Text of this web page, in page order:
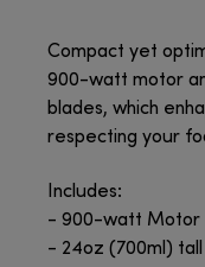
Compact yet
900-watt motor
blades, which
respecting your
Includes:
- 900-watt Motor
- 24oz (700ml) tall